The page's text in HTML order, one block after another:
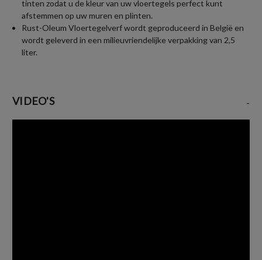
tinten zodat u de kleur van uw vloertegels perfect kunt
afstemmen op uw muren en plinten.
Rust-Oleum Vloertegelverf wordt geproduceerd in België en
wordt geleverd in een milieuvriendelijke verpakking van 2,5
liter.
VIDEO'S -